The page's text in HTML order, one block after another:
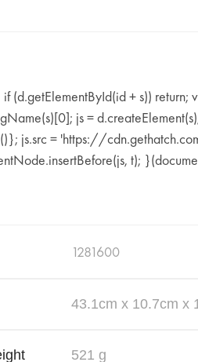
(d.getElementById(id + s)) return;
js =
js.src = 'https://
t);
1281600
43.1cm x 10.7cm x
521 g